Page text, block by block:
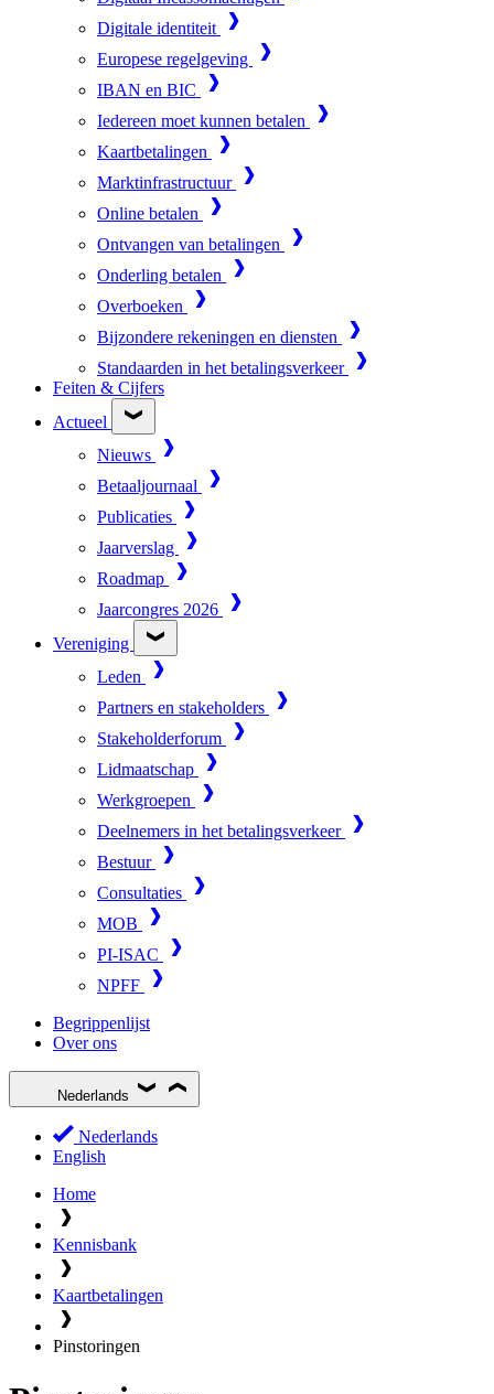
Digitale identiteit
Europese regelgeving
IBAN en BIC
Iedereen moet kunnen betalen
Kaartbetalingen
Marktinfrastructuur
Online betalen
Ontvangen van betalingen
Onderling betalen
Overboeken
Bijzondere rekeningen en diensten
Standaarden in het betalingsverkeer
Feiten & Cijfers
Actueel
Nieuws
Betaaljournaal
Publicaties
Jaarverslag
Roadmap
Jaarcongres 2026
Vereniging
Leden
Partners en stakeholders
Stakeholderforum
Lidmaatschap
Werkgroepen
Deelnemers in het betalingsverkeer
Bestuur
Consultaties
MOB
PI-ISAC
NPFF
Begrippenlijst
Over ons
Nederlands
Nederlands
English
Home
Kennisbank
Kaartbetalingen
Pinstoringen